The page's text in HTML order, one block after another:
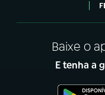
Baixe o
E tenha a